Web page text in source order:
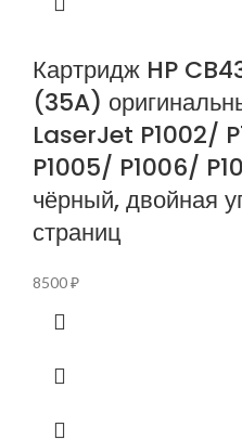
Картридж HP
(35A)
LaserJet P1002/
P1005/ P1006/
чёрный, двойная
страниц
8500₽